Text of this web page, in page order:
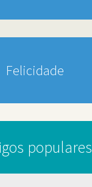
Felicidade
populares